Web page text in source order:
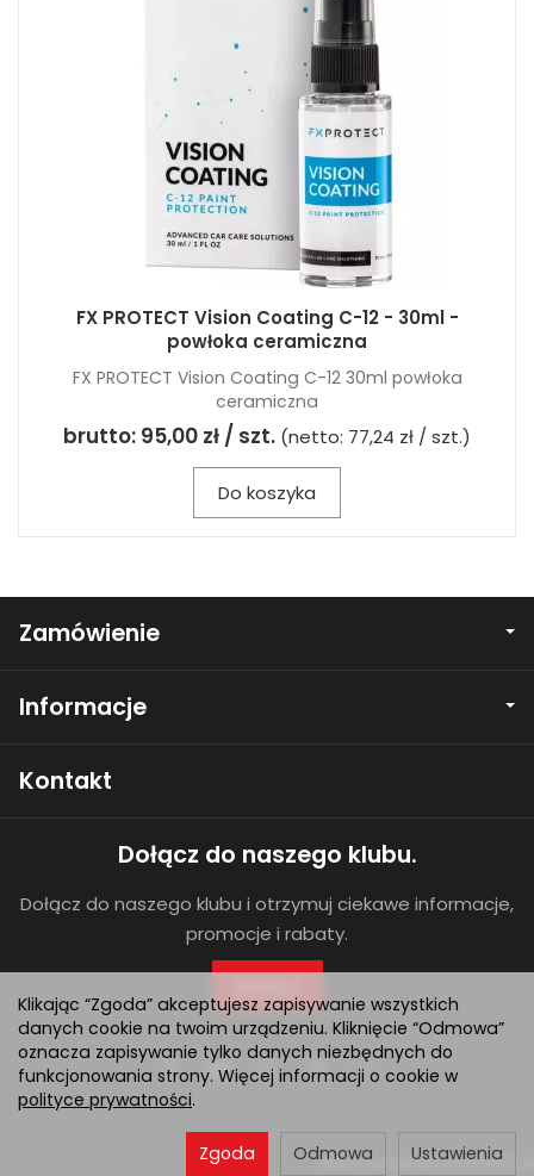
FX PROTECT Vision Coating C-12 - 30ml -
powłoka ceramiczna
FX PROTECT Vision Coating C-12 30ml powłoka
ceramiczna
brutto: 95,00 zł / szt. (netto: 77,24 zł / szt.)
Do koszyka
Zamówienie
Informacje
Kontakt
Dołącz do naszego klubu.
Dołącz do naszego klubu i otrzymuj ciekawe informacje,
promocje i rabaty.
Sklep internetowy SOTESHOP AI
Klikając “Zgoda” akceptujesz zapisywanie wszystkich
danych cookie na twoim urządzeniu. Kliknięcie “Odmowa”
oznacza zapisywanie tylko danych niezbędnych do
funkcjonowania strony. Więcej informacji o cookie w
polityce prywatności.
Ustawienia
Odmowa
Zgoda